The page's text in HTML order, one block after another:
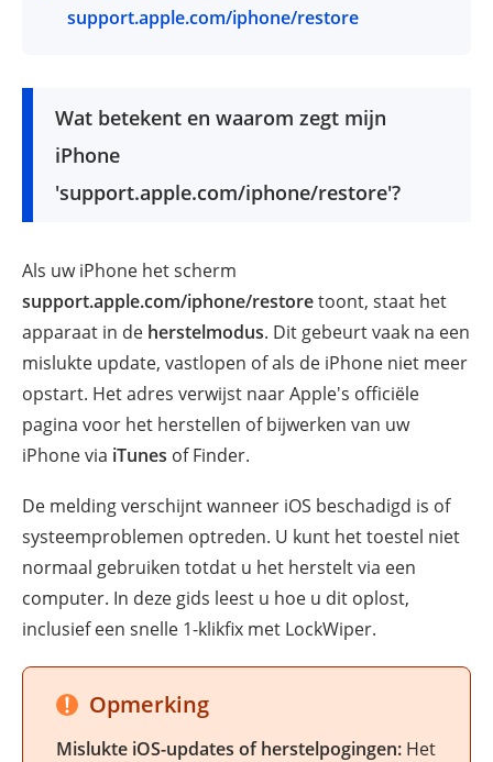
support.apple.com/iphone/restore
Wat betekent en waarom zegt mijn
iPhone
'support.apple.com/iphone/restore'?
Als uw iPhone het scherm
support.apple.com/iphone/restoretoont, staat het
apparaat in de herstelmodus. Dit gebeurt vaak na een
mislukte update, vastlopen of als de iPhone niet meer
opstart. Het adres verwijst naar Apple's officiële
pagina voor het herstellen of bijwerken van uw
iPhone via iTunes of Finder.
De melding verschijnt wanneer iOS beschadigd is of
systeemproblemen optreden. U kunt het toestel niet
normaal gebruiken totdat u het herstelt via een
computer. In deze gids leest u hoe u dit oplost,
inclusief een snelle 1-klikfix met LockWiper.
Opmerking
Mislukte iOS-updates of herstelpogingen: Het